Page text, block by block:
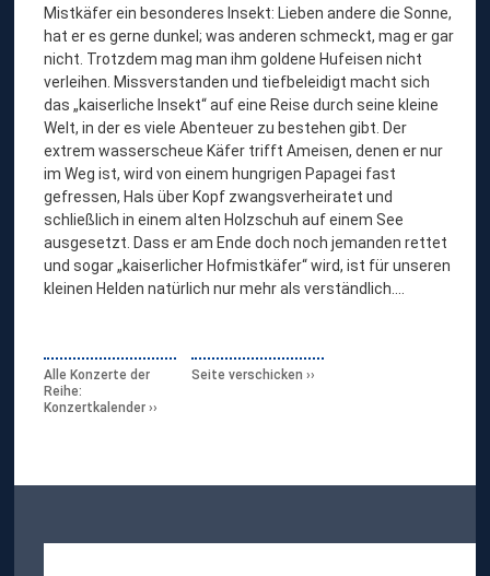
Mistkäfer ein besonderes Insekt: Lieben andere die Sonne,
hat er es gerne dunkel; was anderen schmeckt, mag er gar
nicht. Trotzdem mag man ihm goldene Hufeisen nicht
verleihen. Missverstanden und tiefbeleidigt macht sich
das „kaiserliche Insekt“ auf eine Reise durch seine kleine
Welt, in der es viele Abenteuer zu bestehen gibt. Der
extrem wasserscheue Käfer trifft Ameisen, denen er nur
im Weg ist, wird von einem hungrigen Papagei fast
gefressen, Hals über Kopf zwangsverheiratet und
schließlich in einem alten Holzschuh auf einem See
ausgesetzt. Dass er am Ende doch noch jemanden rettet
und sogar „kaiserlicher Hofmistkäfer“ wird, ist für unseren
kleinen Helden natürlich nur mehr als verständlich....
Alle Konzerte der
Reihe:
Konzertkalender
Seite verschicken